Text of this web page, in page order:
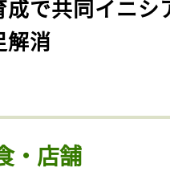
で共同イニシ
解消
・店舗